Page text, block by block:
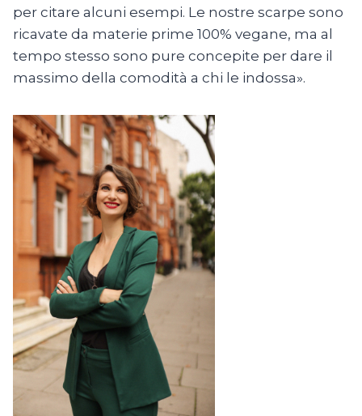
per citare alcuni esempi. Le nostre scarpe sono
ricavate da materie prime 100% vegane, ma al
tempo stesso sono pure concepite per dare il
massimo della comodità a chi le indossa».